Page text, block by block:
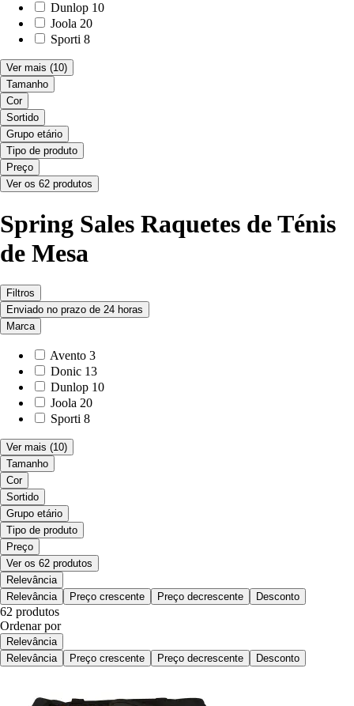
Dunlop 10
Joola 20
Sporti 8
Ver mais (10)
Tamanho
Cor
Sortido
Grupo etário
Tipo de produto
Preço
Ver os 62 produtos
Spring Sales Raquetes de Ténis
de Mesa
Filtros
Enviado no prazo de 24 horas
Marca
Avento 3
Donic 13
Dunlop 10
Joola 20
Sporti 8
Ver mais (10)
Tamanho
Cor
Sortido
Grupo etário
Tipo de produto
Preço
Ver os 62 produtos
Relevância
Relevância
Preço crescente Preço decrescente Desconto
62 produtos
Ordenar por
Relevância
Relevância
Preço crescente Preço decrescente Desconto